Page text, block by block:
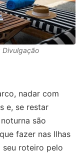
Divulgação
nadar com
e, se restar
são
fazer nas Ilhas
seu roteiro pelo